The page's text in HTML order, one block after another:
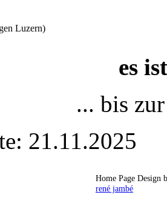
Luzern)
es
... bis
21.11.2025
Home Page Design
rené jambé